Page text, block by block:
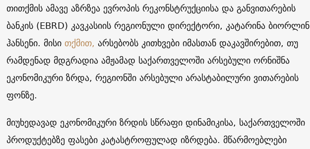
თითქმის ამავე აზრზეა ევროპის რეკონსტრუქციისა და განვითარების
ბანკის (EBRD) კავკასიის რეგიონული დირექტორი, კატარინა ბიორლინ
ჰანსენი. მისი თქმით, არსებობს კითხვები იმასთან დაკავშირებით, თუ
რამდენად მდგრადია ამჟამად საქართველოში არსებული ორნიშნა
ეკონომიკური ზრდა, რეგიონში არსებული არასტაბილური ვითარების
ფონზე.
მიუხედავად ეკონომიკური ზრდის სწრაფი დინამიკისა, საქართველოში
პროდუქტებზე ფასები კატასტროფულად იზრდება. მწარმოებლები